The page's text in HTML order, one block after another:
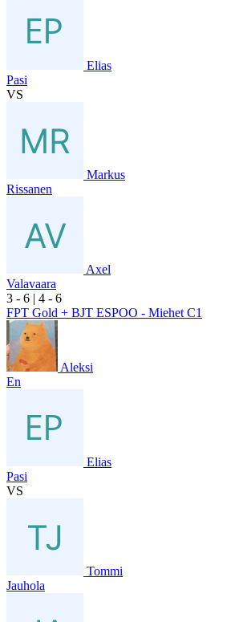
Elias
Pasi
VS
Markus
Rissanen
Axel
Valavaara
3 - 6 | 4 - 6
FPT Gold + BJT ESPOO - Miehet C1
Aleksi
En
Elias
Pasi
VS
Tommi
Jauhola